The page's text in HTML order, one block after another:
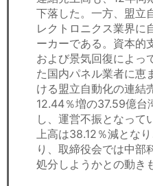
下落した。一方、盟立
レクトロニクス業界に
ーカーである。資本的
および景気回復によっ
た国内パネル業者に恵
ける盟立自動化の連結
12.44％増の37.59億台
し、運営不振となって
上高は38.12％減とな
り、取締役会では中部
処分しようかとの動き